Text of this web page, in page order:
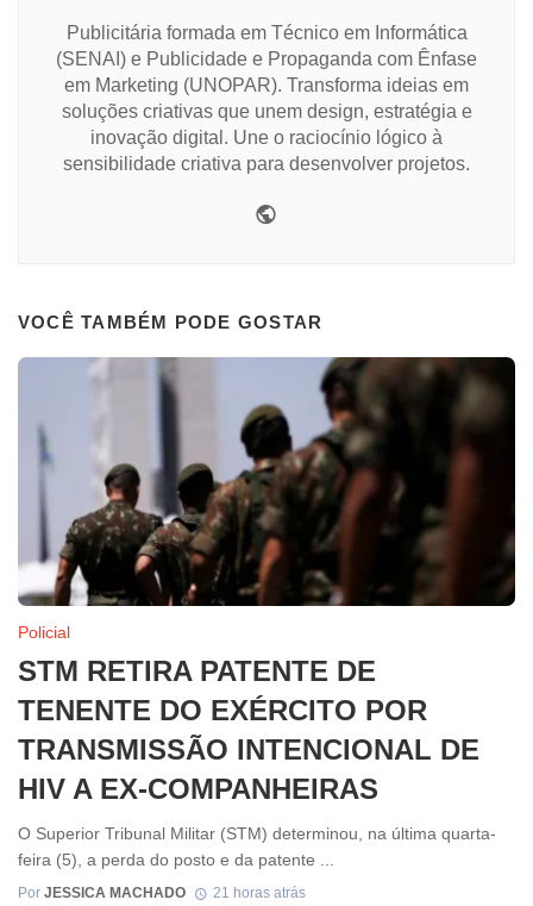
Publicitária formada em Técnico em Informática
(SENAI) e Publicidade e Propaganda com Ênfase
em Marketing (UNOPAR). Transforma ideias em
soluções criativas que unem design, estratégia e
inovação digital. Une o raciocínio lógico à
sensibilidade criativa para desenvolver projetos.
VOCÊ TAMBÉM PODE GOSTAR
Policial
STM RETIRA PATENTE DE
TENENTE DO EXÉRCITO POR
TRANSMISSÃO INTENCIONAL DE
HIV A EX-COMPANHEIRAS
O Superior Tribunal Militar (STM) determinou, na última quarta-
feira (5), a perda do posto e da patente ...
Por JESSICA MACHADO 21 horas atrás